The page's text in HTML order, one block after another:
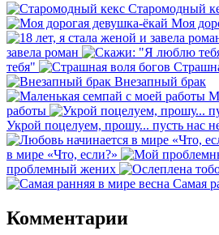
Старомодный
Моя
завела роман
тебя"
Внезапный брак
работы
Укрой поцелуем, прошу... пусть нас
в мире «Что, если?»
проблемный жених
Самая
Комментарии